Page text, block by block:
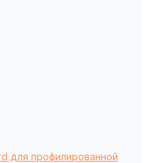
для профилированной